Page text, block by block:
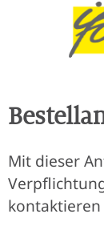
Mit dieser